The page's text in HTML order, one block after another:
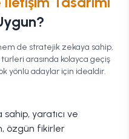
de stratejik zekaya sahip,
arasında kolayca geçiş
yönlü adaylar için idealdir.
yaratıcı ve
özgün fikirler